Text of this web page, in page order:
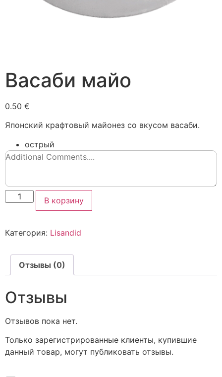
Васаби майо
0.50 €
Японский крафтовый майонез со вкусом васаби.
острый
В корзину
Категория: Lisandid
Отзывы (0)
Отзывы
Отзывов пока нет.
Только зарегистрированные клиенты, купившие
данный товар, могут публиковать отзывы.